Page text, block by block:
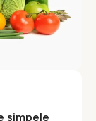
simpele